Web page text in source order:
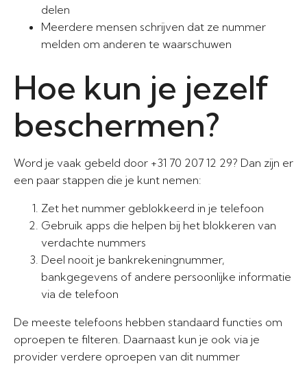
delen
Meerdere mensen schrijven dat ze nummer
melden om anderen te waarschuwen
Hoe kun je jezelf
beschermen?
Word je vaak gebeld door +31 70 207 12 29? Dan zijn er
een paar stappen die je kunt nemen:
Zet het nummer geblokkeerd in je telefoon
Gebruik apps die helpen bij het blokkeren van
verdachte nummers
Deel nooit je bankrekeningnummer,
bankgegevens of andere persoonlijke informatie
via de telefoon
De meeste telefoons hebben standaard functies om
oproepen te filteren. Daarnaast kun je ook via je
provider verdere oproepen van dit nummer